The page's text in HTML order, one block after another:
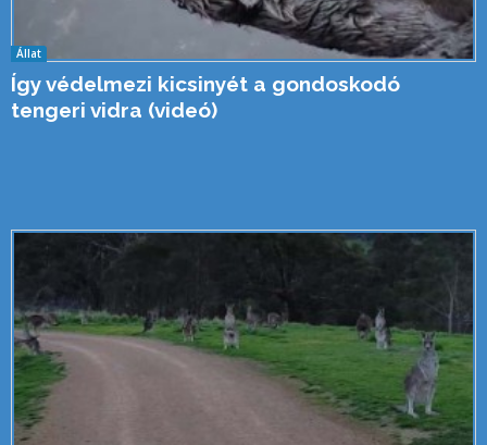
Állat
Így védelmezi kicsinyét a gondoskodó
tengeri vidra (videó)